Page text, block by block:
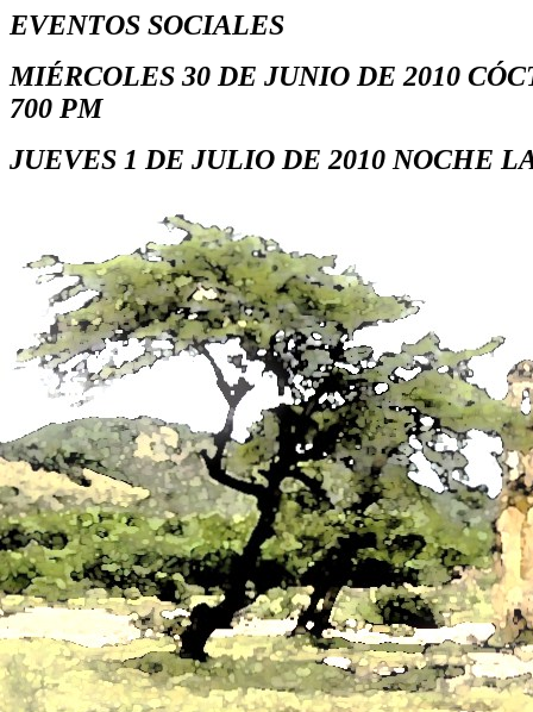
EVENTOS SOCIALES
MIÉRCOLES 30 DE JUNIO DE 2010
700 PM
JUEVES 1 DE JULIO DE 2010 NOCHE